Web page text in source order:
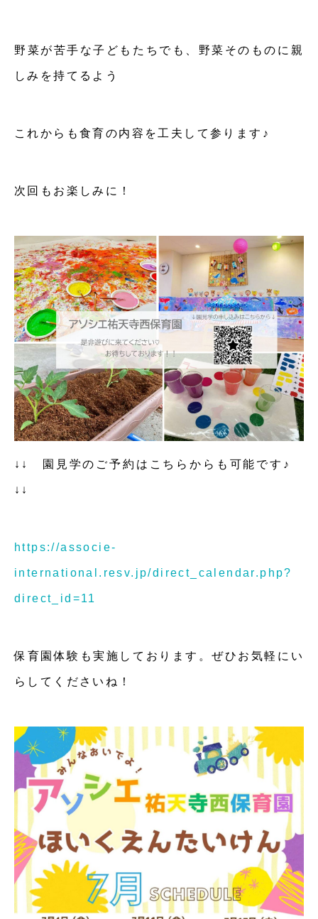
野菜が苦手な子どもたちでも、野菜そのものに親
しみを持てるよう
これからも食育の内容を工夫して参ります♪
次回もお楽しみに！
↓↓ 園見学のご予約はこちらからも可能です♪
↓↓
https://associe-
international.resv.jp/direct_calendar.php?
direct_id=11
保育園体験も実施しております。ぜひお気軽にい
らしてくださいね！